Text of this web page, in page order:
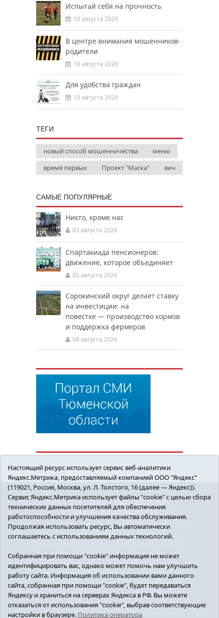
Испытай себя на прочность
10 августа 2026
В центре внимания мошенников-
родители
10 августа 2026
Для удобства граждан
10 августа 2026
ТЕГИ
новый способ мошенничества
меню
время первых
Проект "Маска" вич
САМЫЕ ПОПУЛЯРНЫЕ
Никто, кроме нас
03 августа 2026
Спартакиада пенсионеров:
движение, которое объединяет
05 августа 2026
Сорокинский округ делает ставку
на инвестиции: на
повестке — производство кормов
и поддержка фермеров
08 августа 2026
ПОЛИТИКА ОБЩЕСТВО
ЗДОРОВЬЕ
КУЛЬТУРА
БЕЗОПАСНОСТЬ
16+ © 2018 Сорокинский район в деталях.
Новости Сорокинского района
редактор - Королюк Елена Анатольевна, e-mail:
znamenka@inbox.ru, тел.: 8(34550)2-27-30
Регистрационный номер СМИ Эл №ФС77-69142
от 24 марта 2017 г., выданное Федеральной
службой по надзору в сфере связи,
информационных технологий и массовых
коммуникаций (Роскомнадзор).
Настоящий ресурс использует сервис веб-аналитики
Яндекс.Метрика, предоставляемый компанией ООО "Яндекс"
(119021, Россия, Москва, ул. Л. Толстого, 16 (далее — Яндекс)).
Сервис Яндекс.Метрика использует файлы "cookie" с целью сбора
технических данных посетителей для обеспечения
работоспособности и улучшения качества обслуживания.
Продолжая использовать ресурс, Вы автоматически
соглашаетесь с использованием данных технологий.
Собранная при помощи "cookie" информация не может
идентифицировать вас, однако может помочь нам улучшить
работу сайта. Информация об использовании вами данного
сайта, собранная при помощи "cookie", будет передаваться
Яндексу и храниться на серверах Яндекса в РФ. Вы можете
отказаться от использования "cookie", выбрав соответствующие
настройки в браузере. Политика оператора